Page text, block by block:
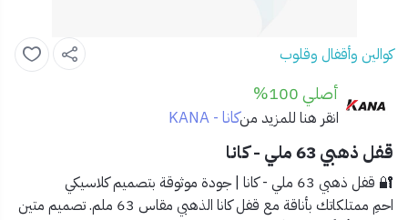
كوالين وأقفال وقلوب
أصلي 100%
انقر هنا للمزيد منكانا - KANA
قفل ذهبي 63 ملي - كانا
🔐 قفل ذهبي 63 ملي - كانا | جودة موثوقة بتصميم كلاسيكي
احمِ ممتلكاتك بأناقة مع قفل كانا الذهبي مقاس 63 ملم. تصميم متين